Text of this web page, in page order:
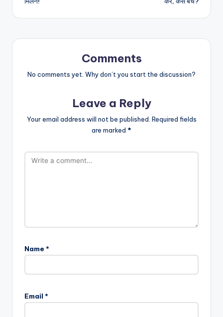
Comments
No comments yet. Why don’t you start the discussion?
Leave a Reply
Your email address will not be published. Required fields
are marked *
Name *
Email *